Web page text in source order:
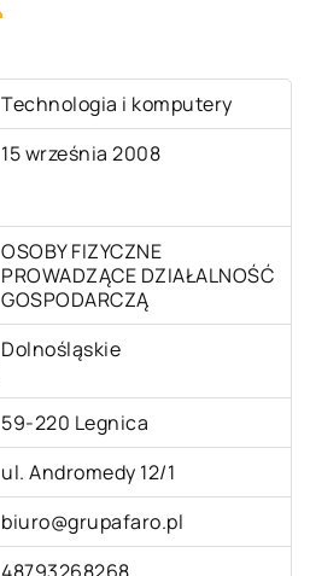
Technologia i komputery
15 września 2008
OSOBY FIZYCZNE
PROWADZĄCE DZIAŁALNOŚĆ
GOSPODARCZĄ
Dolnośląskie
59-220 Legnica
ul. Andromedy 12/1
biuro@grupafaro.pl